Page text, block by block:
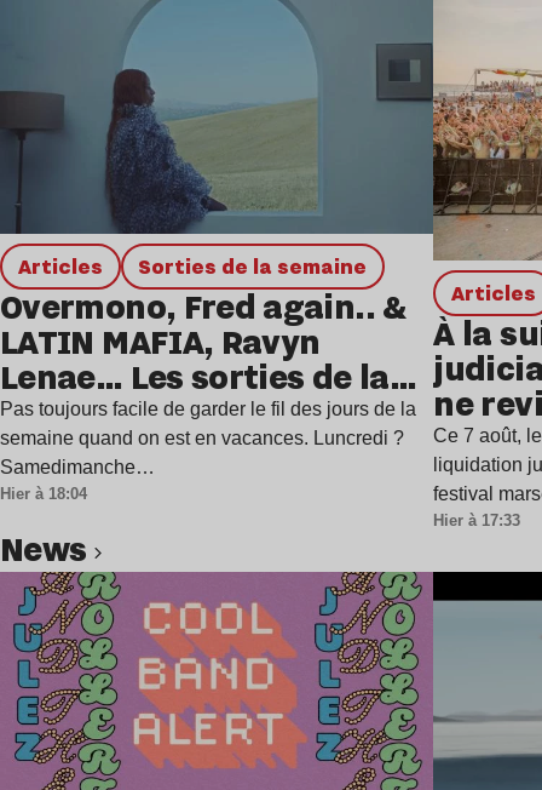
Articles Sorties de la semaine
Overmono, Fred again.. &
LATIN MAFIA, Ravyn
Lenae… Les sorties de la
semaine
Pas toujours facile de garder le fil des jours de la
semaine quand on est en vacances. Luncredi ?
Samedimanche…
Hier à 18:04
Articles
À la
ne
Ce 7 août,
liquidation
festival
Hier à 17:33
news
Lire l’article